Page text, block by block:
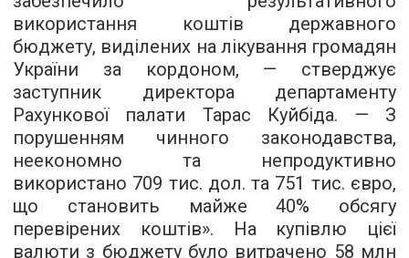
використання коштів державного
бюджету, виділених на лікування громадян
України за кордоном, — стверджує
заступник директора департаменту
Рахункової палати Тарас Куйбіда. — З
порушенням чинного законодавства,
неекономно та непродуктивно
використано 709 тис. дол. та 751 тис. євро,
що становить майже 40% обсягу
перевірених коштів». На купівлю цієї
валюти з бюджету було витрачено 58 млн